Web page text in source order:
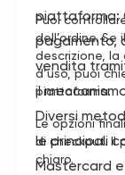
piattaforma:
pagamento,
vendita
il
Diversi
le principali
Mastercard
Puoi
dell’ordine.
descrizione,
d’uso, puoi
piattaforma.
Le opzioni
di checkout. Il
chiaro.